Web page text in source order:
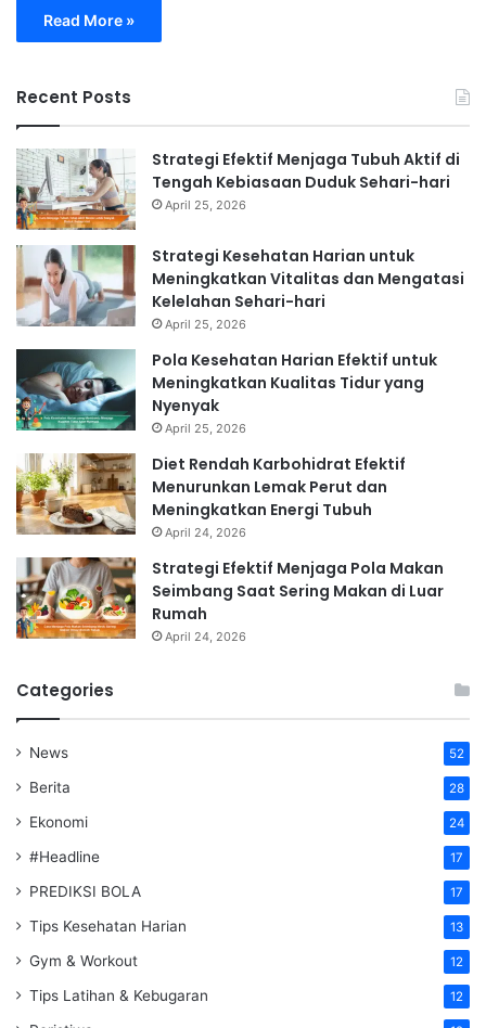
Read More »
Recent Posts
Strategi Efektif Menjaga Tubuh Aktif di
Tengah Kebiasaan Duduk Sehari-hari
April 25, 2026
Strategi Kesehatan Harian untuk
Meningkatkan Vitalitas dan Mengatasi
Kelelahan Sehari-hari
April 25, 2026
Pola Kesehatan Harian Efektif untuk
Meningkatkan Kualitas Tidur yang
Nyenyak
April 25, 2026
Diet Rendah Karbohidrat Efektif
Menurunkan Lemak Perut dan
Meningkatkan Energi Tubuh
April 24, 2026
Strategi Efektif Menjaga Pola Makan
Seimbang Saat Sering Makan di Luar
Rumah
April 24, 2026
Categories
News 52
Berita 28
Ekonomi 24
#Headline 17
PREDIKSI BOLA 17
Tips Kesehatan Harian 13
Gym & Workout 12
Tips Latihan & Kebugaran 12